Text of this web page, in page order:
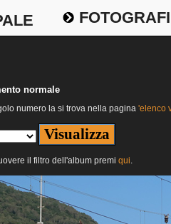
normale
numero la si trova nella pagina 'elenco
il filtro dell'album premi qui.